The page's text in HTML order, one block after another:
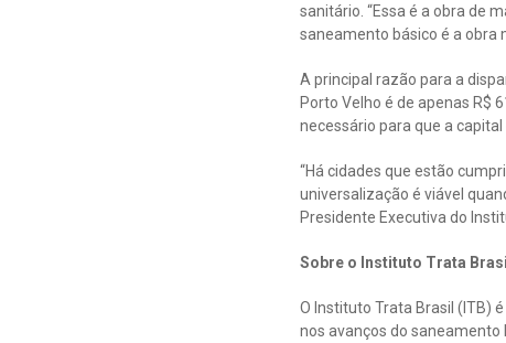
sanitário. “Essa é a obra de
saneamento básico é a obra
A principal razão para a
Porto Velho é de apenas R$
necessário para que a
“Há cidades que estão
universalização é viável
Presidente Executiva do
Sobre o Instituto Trata
O Instituto Trata Brasil (ITB)
nos avanços do